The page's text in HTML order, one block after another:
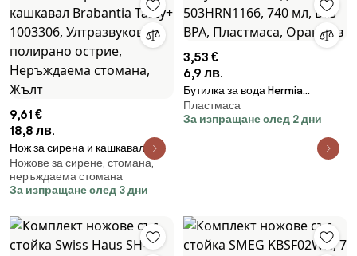
9,61 €
18,8 лв.
Нож за сирена и кашкавал
Brabantia Tasty+ 1003306,
Ултразвуково полирано острие,
Неръждаема стомана, Жълт
Ножове за сирене, стомана,
неръждаема стомана
За изпращане след 3 дни
3,53 €
6,9 лв.
Бутилка за вода Hermia
503HRN1166, 740 мл, Без BPA,
Пластмаса, Оранжев
Пластмаса
За изпращане след 2 дни